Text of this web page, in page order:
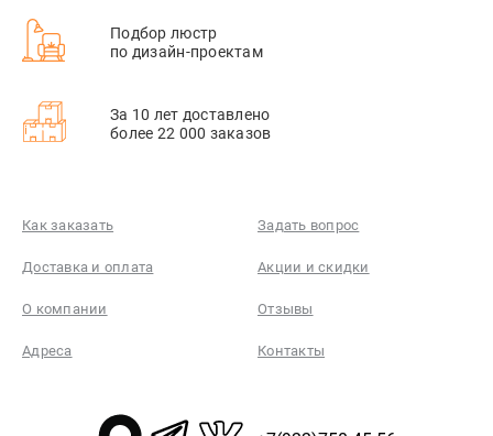
Подбор люстр
по дизайн-проектам
За 10 лет доставлено
более 22 000 заказов
Как заказать Задать вопрос
Доставка и оплата Акции и скидки
О компании Отзывы
Адреса Контакты